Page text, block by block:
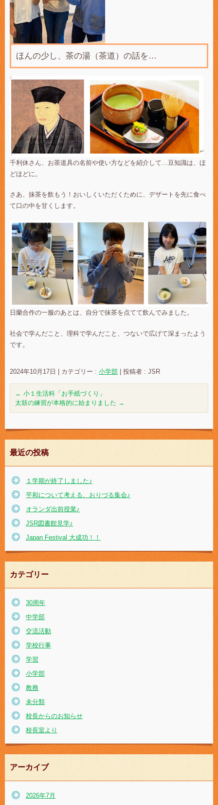
ほんの少し、茶の湯（茶道）の話を…
千利休さん、お茶道具の名前や使い方などを紹介して…豆知識は、ほ
どほどに。
さあ、抹茶を飲もう！おいしくいただくために、デザートを先に食べ
て口の中を甘くします。
日蘭合作の一服のあとは、自分で抹茶を点てて飲んでみました。
社会で学んだこと、理科で学んだこと、つないで広げて深まったよう
です。
2024年10月17日 カテゴリー : 小学部 投稿者 : JSR
← 小１生活科「お手紙づくり」
太鼓の練習が本格的に始まりました →
最近の投稿
１学期が終了しました♪
平和について考える、おりづる集会♪
オランダ出前授業♪
JSR図書館見学♪
Japan Festival 大成功！！
カテゴリー
30周年
中学部
交流活動
学校行事
学習
小学部
教務
未分類
校長からのお知らせ
校長室より
アーカイブ
2026年7月